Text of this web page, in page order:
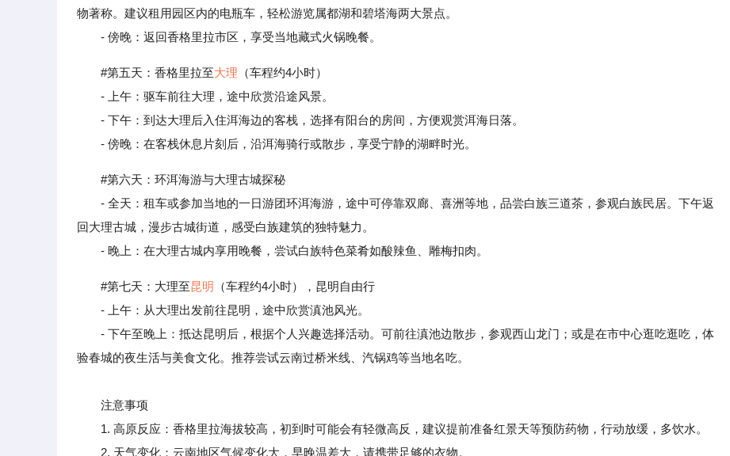
物著称。建议租用园区内的电瓶车，轻松游览属都湖和碧塔海两大景点。
- 傍晚：返回香格里拉市区，享受当地藏式火锅晚餐。
#第五天：香格里拉至大理 （车程约4小时）
- 上午：驱车前往大理，途中欣赏沿途风景。
- 下午：到达大理后入住洱海边的客栈，选择有阳台的房间，方便观赏洱海日落。
- 傍晚：在客栈休息片刻后，沿洱海骑行或散步，享受宁静的湖畔时光。
#第六天：环洱海游与大理古城探秘
- 全天：租车或参加当地的一日游团环洱海游，途中可停靠双廊、喜洲等地，品尝白族三道茶，参观白族民居。下午返
回大理古城，漫步古城街道，感受白族建筑的独特魅力。
- 晚上：在大理古城内享用晚餐，尝试白族特色菜肴如酸辣鱼、雕梅扣肉。
#第七天：大理至昆明
（车程约4小时），昆明自由行
- 上午：从大理出发前往昆明，途中欣赏滇池风光。
- 下午至晚上：抵达昆明后，根据个人兴趣选择活动。可前往滇池边散步，参观西山龙门；或是在市中心逛吃逛吃，体
验春城的夜生活与美食文化。推荐尝试云南过桥米线、汽锅鸡等当地名吃。
注意事项
1. 高原反应：香格里拉海拔较高，初到时可能会有轻微高反，建议提前准备红景天等预防药物，行动放缓，多饮水。
2. 天气变化：云南地区气候变化大，早晚温差大，请携带足够的衣物。